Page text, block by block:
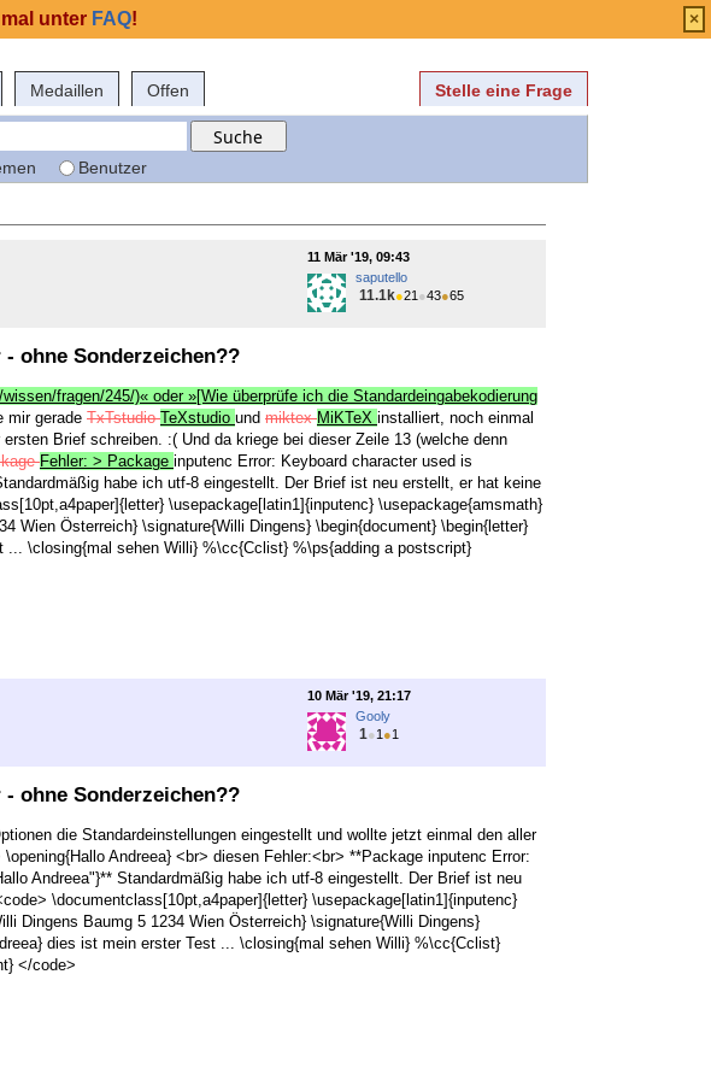
Medaillen Offen Stelle eine Frage
Benutzer
11 Mär '19, 09:43
saputello
11.1k●21 ●43●65
ohne Sonderzeichen??
fragen/245/)« oder »[Wie überprüfe ich die Standardeingabekodierung
mir gerade TxTstudioTeXstudio und miktexMiKTeX installiert, noch einmal
Brief schreiben. :( Und da kriege bei dieser Zeile 13 (welche denn
Fehler: > Package inputenc Error: Keyboard character used is
habe ich utf-8 eingestellt. Der Brief ist neu erstellt, er hat keine
\usepackage[latin1]{inputenc} \usepackage{amsmath}
Wien Österreich} \signature{Willi Dingens} \begin{document} \begin{letter}
\closing{mal sehen Willi} %\cc{Cclist} %\ps{adding a postscript}
10 Mär '19, 21:17
Gooly
1●1 ●1
ohne Sonderzeichen??
die Standardeinstellungen eingestellt und wollte jetzt einmal den aller
Andreea} <br> diesen Fehler:<br> **Package inputenc Error:
Andreea"}** Standardmäßig habe ich utf-8 eingestellt. Der Brief ist neu
\documentclass[10pt,a4paper]{letter} \usepackage[latin1]{inputenc}
Dingens Baumg 5 1234 Wien Österreich} \signature{Willi Dingens}
dies ist mein erster Test ... \closing{mal sehen Willi} %\cc{Cclist}
</code>
unter FAQ! ×